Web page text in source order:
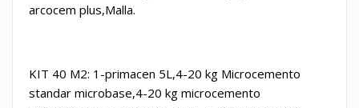
arcocem plus,Malla.
KIT 40 M2: 1-primacen 5L,4-20 kg Microcemento
standar microbase,4-20 kg microcemento